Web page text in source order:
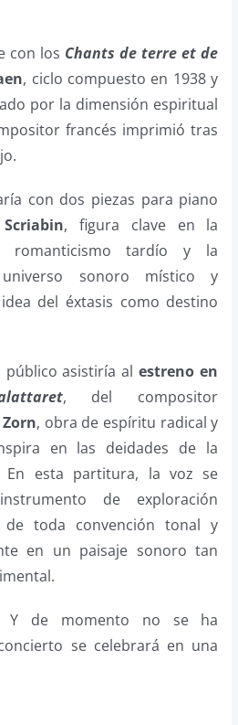
con los Chants de terre et de
, ciclo compuesto en 1938 y
por la dimensión espiritual
francés imprimió tras
con dos piezas para piano
, figura clave en la
romanticismo tardío y la
sonoro místico y
del éxtasis como destino
público asistiría alestreno en
, del compositor
, obra de espíritu radical y
en las deidades de la
En esta partitura, la voz se
de exploración
de toda convención tonal y
en un paisaje sonoro tan
Y de momento no se ha
se celebrará en una